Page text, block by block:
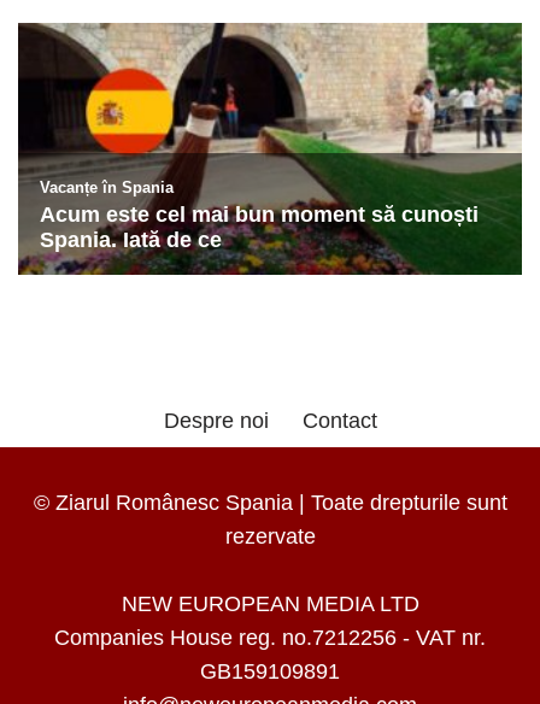
Despre noi Contact
© Ziarul Românesc Spania | Toate drepturile sunt
rezervate
NEW EUROPEAN MEDIA LTD
Companies House reg. no.7212256 - VAT nr.
GB159109891